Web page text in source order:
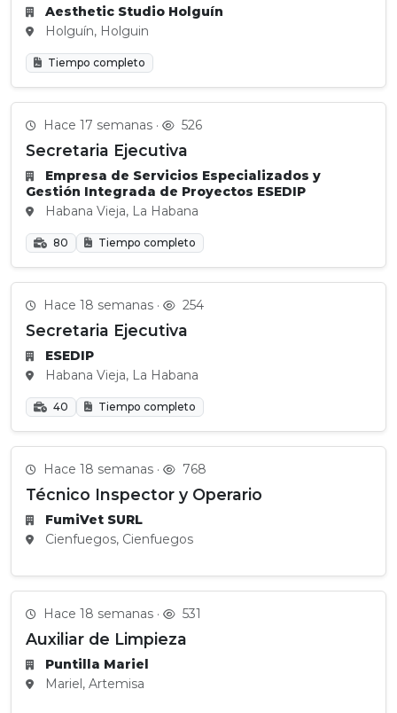
Aesthetic Studio Holguín
Holguín, Holguin
Tiempo completo
Hace 17 semanas · 526
Secretaria Ejecutiva
Empresa de Servicios Especializados y
Gestión Integrada de Proyectos ESEDIP
Habana Vieja, La Habana
80 Tiempo completo
Hace 18 semanas · 254
Secretaria Ejecutiva
ESEDIP
Habana Vieja, La Habana
40 Tiempo completo
Hace 18 semanas · 768
Técnico Inspector y Operario
FumiVet SURL
Cienfuegos, Cienfuegos
Hace 18 semanas · 531
Auxiliar de Limpieza
Puntilla Mariel
Mariel, Artemisa